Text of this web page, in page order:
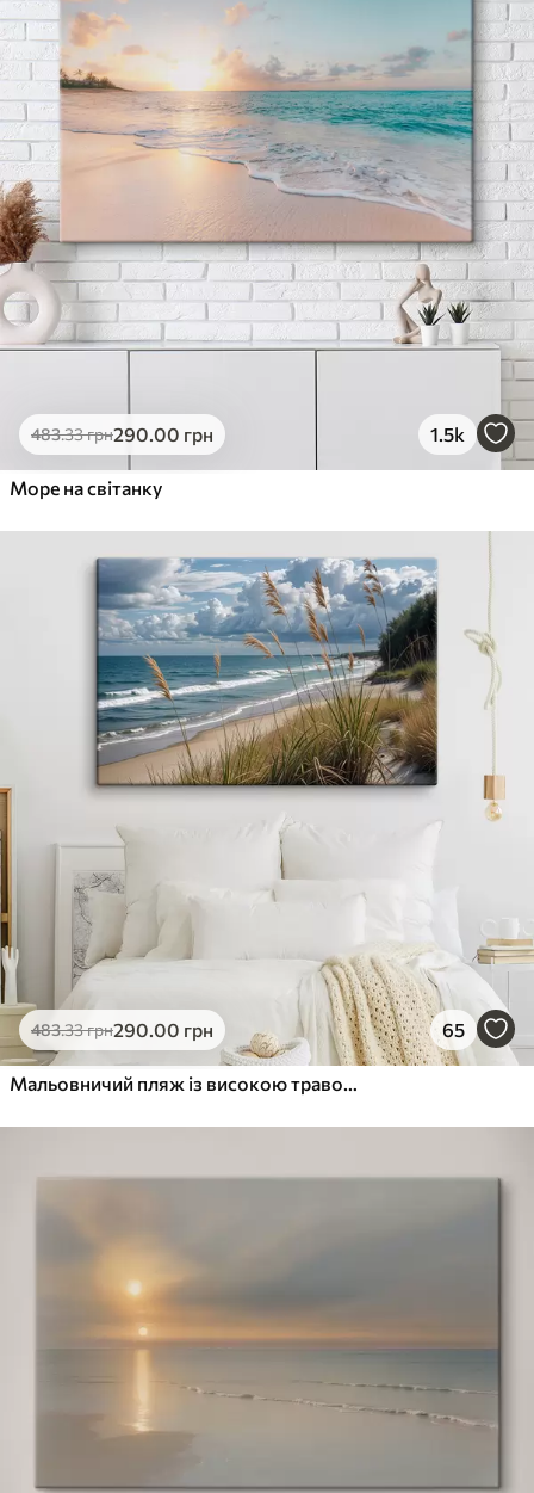
483.33грн290.00 грн 1.5k
Море на світанку
483.33грн290.00 грн 65
Мальовничий пляж із високою травою, що гойдається на вітрі, з видом на океан із розбіжними хвилями та хмарним небом